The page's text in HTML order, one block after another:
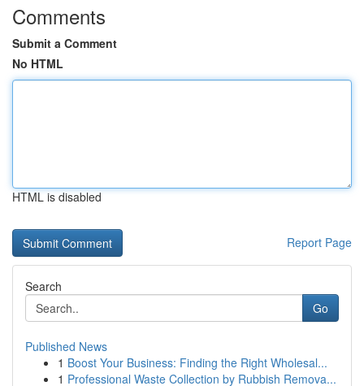
Comments
Submit a Comment
No HTML
HTML is disabled
Report Page
Search
Go
Published News
1 Boost Your Business: Finding the Right Wholesal...
1 Professional Waste Collection by Rubbish Remova...